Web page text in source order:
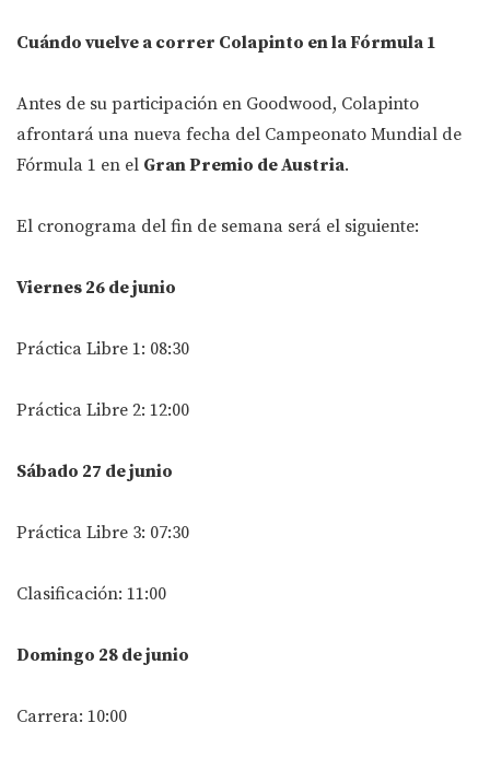
Cuándo vuelve a correr Colapinto en la Fórmula 1
Antes de su participación en Goodwood, Colapinto
afrontará una nueva fecha del Campeonato Mundial de
Fórmula 1 en el Gran Premio de Austria.
El cronograma del fin de semana será el siguiente:
Viernes 26 de junio
Práctica Libre 1: 08:30
Práctica Libre 2: 12:00
Sábado 27 de junio
Práctica Libre 3: 07:30
Clasificación: 11:00
Domingo 28 de junio
Carrera: 10:00